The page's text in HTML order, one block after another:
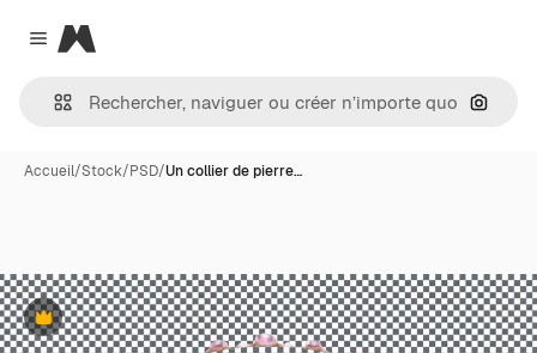
Close menu
Magnific
Accueil/Stock/PSD/Un collier de pierre…
Premium